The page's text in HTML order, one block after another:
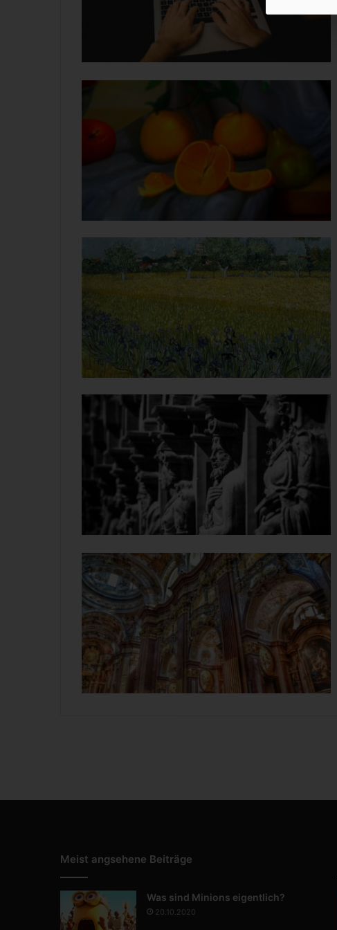
Meist angsehene Beiträge
Was sind Minions eigentlich?
20.10.2020